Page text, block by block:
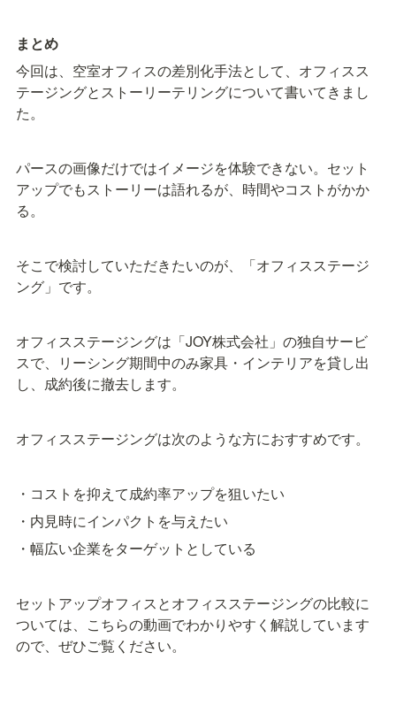
まとめ
今回は、空室オフィスの差別化手法として、オフィスス
テージングとストーリーテリングについて書いてきまし
た。
パースの画像だけではイメージを体験できない。 セット
アップでもストーリーは語れるが、時間やコストがかか
る。
そこで検討していただきたいのが、「オフィスステージ
ング」です。
オフィスステージングは「JOY株式会社」の独自サービ
スで、リーシング期間中のみ家具・インテリアを貸し出
し、成約後に撤去します。
オフィスステージングは次のような方におすすめです。
・コストを抑えて成約率アップを狙いたい
・内見時にインパクトを与えたい
・幅広い企業をターゲットとしている
セットアップオフィスとオフィスステージングの比較に
ついては、こちらの動画でわかりやすく解説しています
ので、ぜひご覧ください。